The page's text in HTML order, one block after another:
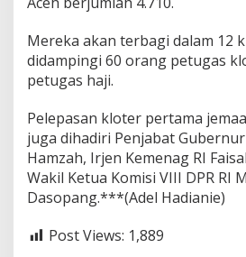
Mereka akan terbagi dalam 12
didampingi 60 orang petugas
petugas haji.
Pelepasan kloter pertama
juga dihadiri Penjabat
Hamzah, Irjen Kemenag RI
Wakil Ketua Komisi VIII DPR RI
Dasopang.***(Adel Hadianie)
Post Views: 1,889